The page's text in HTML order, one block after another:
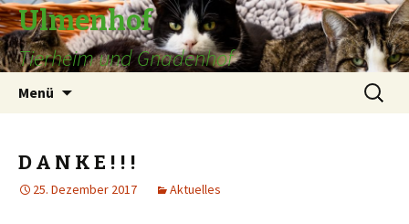
Ulmenhof
Tierheim und Gnadenhof
Menü
Suchen
nach:
D A N K E ! ! !
25. Dezember 2017 Aktuelles